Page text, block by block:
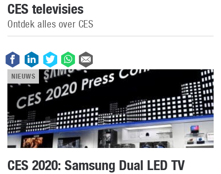
CES televisies
Ontdek alles over CES
NIEUWS
CES 2020: Samsung Dual LED TV